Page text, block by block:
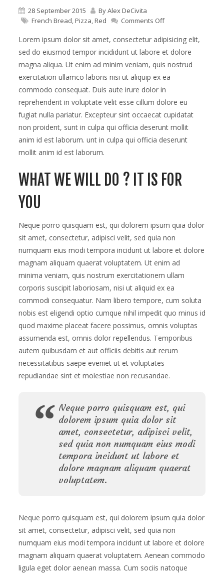
28 September 2015 ByAlex DeCivita
French Bread,Pizza,Red Comments Offon
new
branch
in
maadi
is
Lorem ipsum dolor sit amet, consectetur adipisicing elit,
sed do eiusmod tempor incididunt ut labore et dolore
magna aliqua. Ut enim ad minim veniam, quis nostrud
exercitation ullamco laboris nisi ut aliquip ex ea
commodo consequat. Duis aute irure dolor in
reprehenderit in voluptate velit esse cillum dolore eu
fugiat nulla pariatur. Excepteur sint occaecat cupidatat
non proident, sunt in culpa qui officia deserunt mollit
anim id est laborum. unt in culpa qui officia deserunt
mollit anim id est laborum.
WHAT WE WILL DO ? IT IS FOR
YOU
Neque porro quisquam est, qui dolorem ipsum quia dolor
sit amet, consectetur, adipisci velit, sed quia non
numquam eius modi tempora incidunt ut labore et dolore
magnam aliquam quaerat voluptatem. Ut enim ad
minima veniam, quis nostrum exercitationem ullam
corporis suscipit laboriosam, nisi ut aliquid ex ea
commodi consequatur. Nam libero tempore, cum soluta
nobis est eligendi optio cumque nihil impedit quo minus id
quod maxime placeat facere possimus, omnis voluptas
assumenda est, omnis dolor repellendus. Temporibus
autem quibusdam et aut officiis debitis aut rerum
necessitatibus saepe eveniet ut et voluptates
repudiandae sint et molestiae non recusandae.
Neque porro quisquam est, qui
dolorem ipsum quia dolor sit
amet, consectetur, adipisci velit,
sed quia non numquam eius modi
tempora incidunt ut labore et
dolore magnam aliquam quaerat
voluptatem.
Neque porro quisquam est, qui dolorem ipsum quia dolor
sit amet, consectetur, adipisci velit, sed quia non
numquam eius modi tempora incidunt ut labore et dolore
magnam aliquam quaerat voluptatem. Aenean commodo
ligula eget dolor aenean massa. Cum sociis natoque